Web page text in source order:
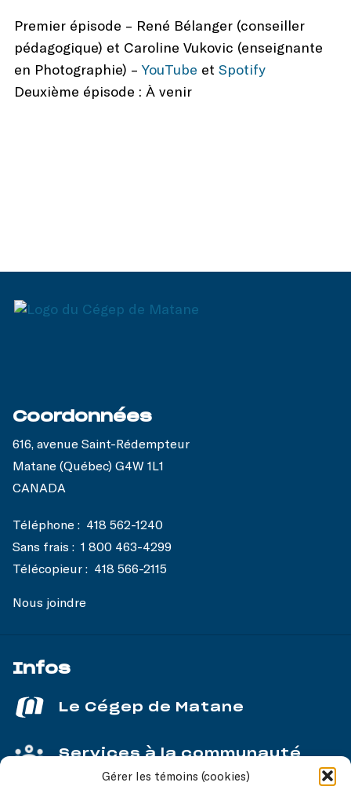
Gérer les témoins (cookies)
Premier épisode – René Bélanger (conseiller
pédagogique) et Caroline Vukovic (enseignante
en Photographie) –YouTube et Spotify
Deuxième épisode : À venir
Coordonnées
616, avenue Saint-Rédempteur
Matane (Québec) G4W 1L1
CANADA
Téléphone : 418 562-1240
Sans frais : 1 800 463-4299
Télécopieur : 418 566-2115
Nous joindre
Infos
Le Cégep de Matane
Services à la communauté